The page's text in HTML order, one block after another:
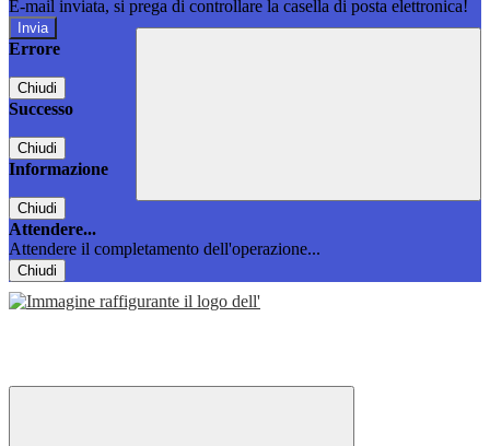
E-mail inviata, si prega di controllare la casella di posta elettronica!
Errore
Chiudi
Successo
Chiudi
Informazione
Chiudi
Attendere...
Attendere il completamento dell'operazione...
Chiudi